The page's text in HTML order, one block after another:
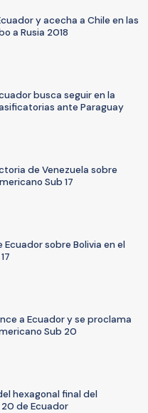
y acecha a Chile en las
a Rusia 2018
busca seguir en la
ante Paraguay
de Venezuela sobre
Sub 17
Ecuador sobre Bolivia en el
a Ecuador y se proclama
Sub 20
hexagonal final del
de Ecuador